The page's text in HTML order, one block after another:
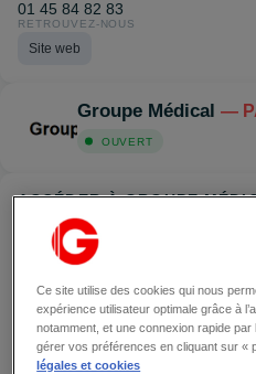
Groupe Médical —
OUVERT
ACCÉDER À GROUPE
01 45 84 82 83
RETROUVEZ-NOUS
Site web
Ce site utilise des cookies qui nous
expérience utilisateur optimale grâce à
notamment, et une connexion rapide
gérer vos préférences en cliquant sur «
légales et cookies